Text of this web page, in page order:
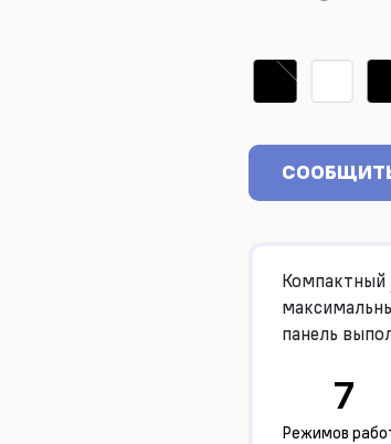
Компактный
панель
7
Режимов